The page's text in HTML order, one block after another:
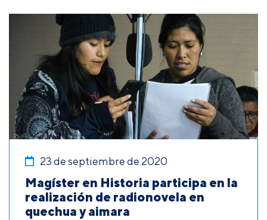
23 de septiembre de 2020
Magíster en Historia participa en la
realización de radionovela en
quechua y aimara